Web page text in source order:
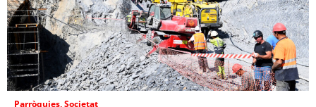
Parròquies,Societat